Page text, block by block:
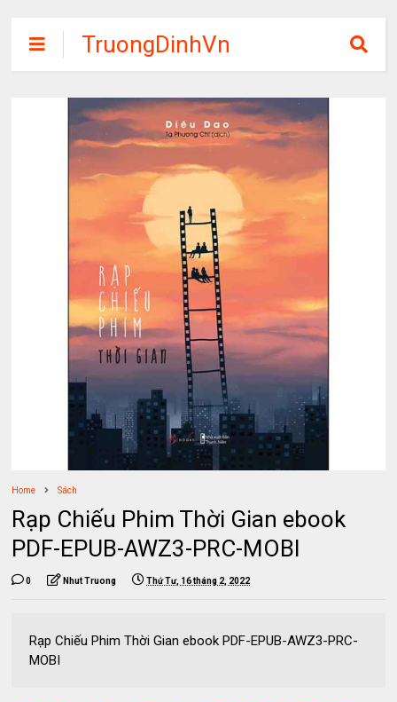
TruongDinhVn
Chia sẽ ebook,
các khóa học,
phần mềm học
tập miễn phí
Home Sách
Rạp Chiếu Phim Thời Gian ebook
PDF-EPUB-AWZ3-PRC-MOBI
0 Nhut Truong Thứ Tư, 16 tháng 2, 2022
Rạp Chiếu Phim Thời Gian ebook PDF-EPUB-AWZ3-PRC-
MOBI